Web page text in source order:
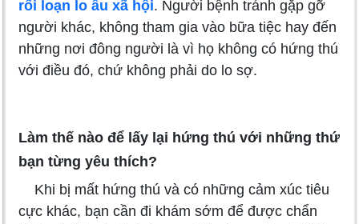
rối loạn lo âu xã hội. Người bệnh tránh gặp gỡ
người khác, không tham gia vào bữa tiệc hay đến
những nơi đông người là vì họ không có hứng thú
với điều đó, chứ không phải do lo sợ.
Làm thế nào để lấy lại hứng thú với những thứ
bạn từng yêu thích?
Khi bị mất hứng thú và có những cảm xúc tiêu
cực khác, bạn cần đi khám sớm để được chẩn